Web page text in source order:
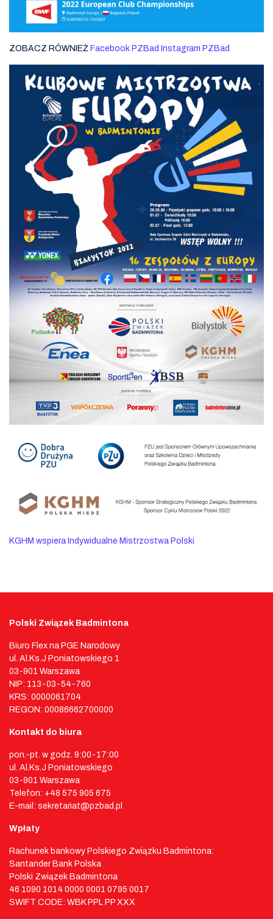
ZOBACZ RÓWNIEŻ Facebook PZBad Instagram PZBad
KGHM wspiera Indywidualne Mistrzostwa Polski
Polski Związek Badmintona
Biuro Flex na PGE Narodowy
ul. Al.Ks.J Poniatowskiego 1
03-901 Warszawa
NIP: 113-03-54-760
KRS: 0000061704
REGON: 00086662700000
Kontakt do biura
pon.-pt. w godz. 9:00-17:00
ul. Al.Ks.J Poniatowskiego
03-901 Warszawa
Telefon: +48 575 905 675
E-mail: sekretariat@pzbad.pl
Wpłaty
Rachunek bankowy Polskiego Związku Badmintona:
Santander Bank Polska
Polski Związek Badmintona
46 1090 1014 0000 0001 0795 0017
SWIFT CODE: WBK PPL PP XXX